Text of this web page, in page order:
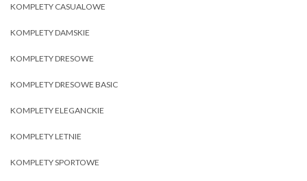
KOMPLETY CASUALOWE
KOMPLETY DAMSKIE
KOMPLETY DRESOWE
KOMPLETY DRESOWE BASIC
KOMPLETY ELEGANCKIE
KOMPLETY LETNIE
KOMPLETY SPORTOWE